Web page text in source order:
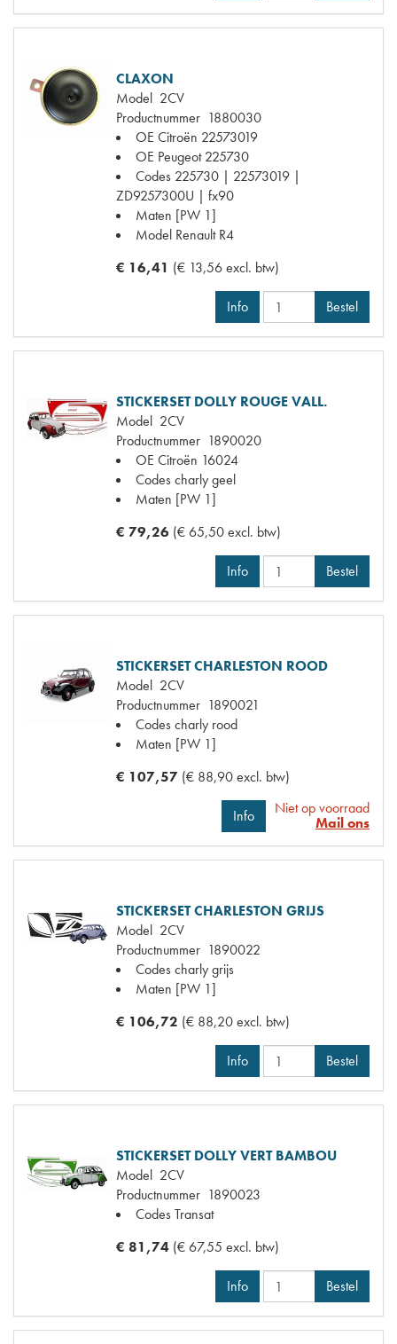
CLAXON
Model 2CV
Productnummer 1880030
OE Citroën 22573019
OE Peugeot 225730
Codes 225730 | 22573019 |
ZD9257300U | fx90
Maten [PW 1]
Model Renault R4
€ 16,41 (€ 13,56 excl. btw)
Info Bestel
STICKERSET DOLLY ROUGE VALL.
Model 2CV
Productnummer 1890020
OE Citroën 16024
Codescharly geel
Maten [PW 1]
€ 79,26 (€ 65,50 excl. btw)
Info Bestel
STICKERSET CHARLESTON ROOD
Model 2CV
Productnummer 1890021
Codescharly rood
Maten [PW 1]
€ 107,57 (€ 88,90 excl. btw)
Info
Niet op voorraad
Mail ons
STICKERSET CHARLESTON GRIJS
Model 2CV
Productnummer 1890022
Codescharly grijs
Maten [PW 1]
€ 106,72 (€ 88,20 excl. btw)
Info Bestel
STICKERSET DOLLY VERT BAMBOU
Model 2CV
Productnummer 1890023
CodesTransat
€ 81,74 (€ 67,55 excl. btw)
Info Bestel